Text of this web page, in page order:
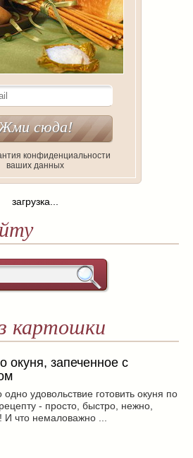
конфиденциальности
ваших данных
загрузка...
картошки
окуня, запеченное с
одно удовольствие готовить окуня по
- просто, быстро, нежно,
И что немаловажно ...